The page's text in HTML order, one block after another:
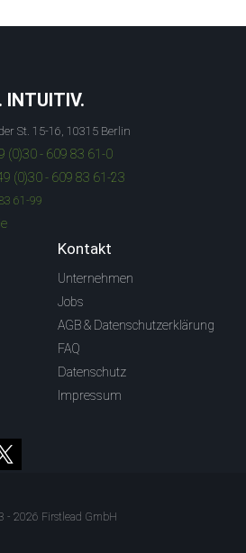
INTUITIV.
St. 15-16, 10315 Berlin
(0)30 - 609 83 61-0
(0)30 - 609 83 61-23
61-99
Kontakt
Unternehmen
Jobs
AGB & Datenschutzerklärung
FAQ
Datenschutz
Impressum
- 2026 Firstlead GmbH